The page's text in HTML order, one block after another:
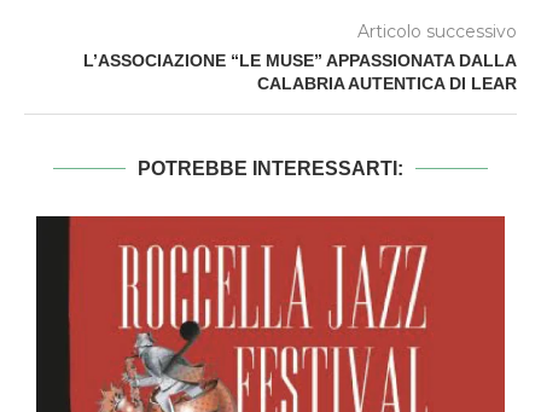
Articolo successivo
L’ASSOCIAZIONE “LE MUSE” APPASSIONATA DALLA
CALABRIA AUTENTICA DI LEAR
POTREBBE INTERESSARTI: